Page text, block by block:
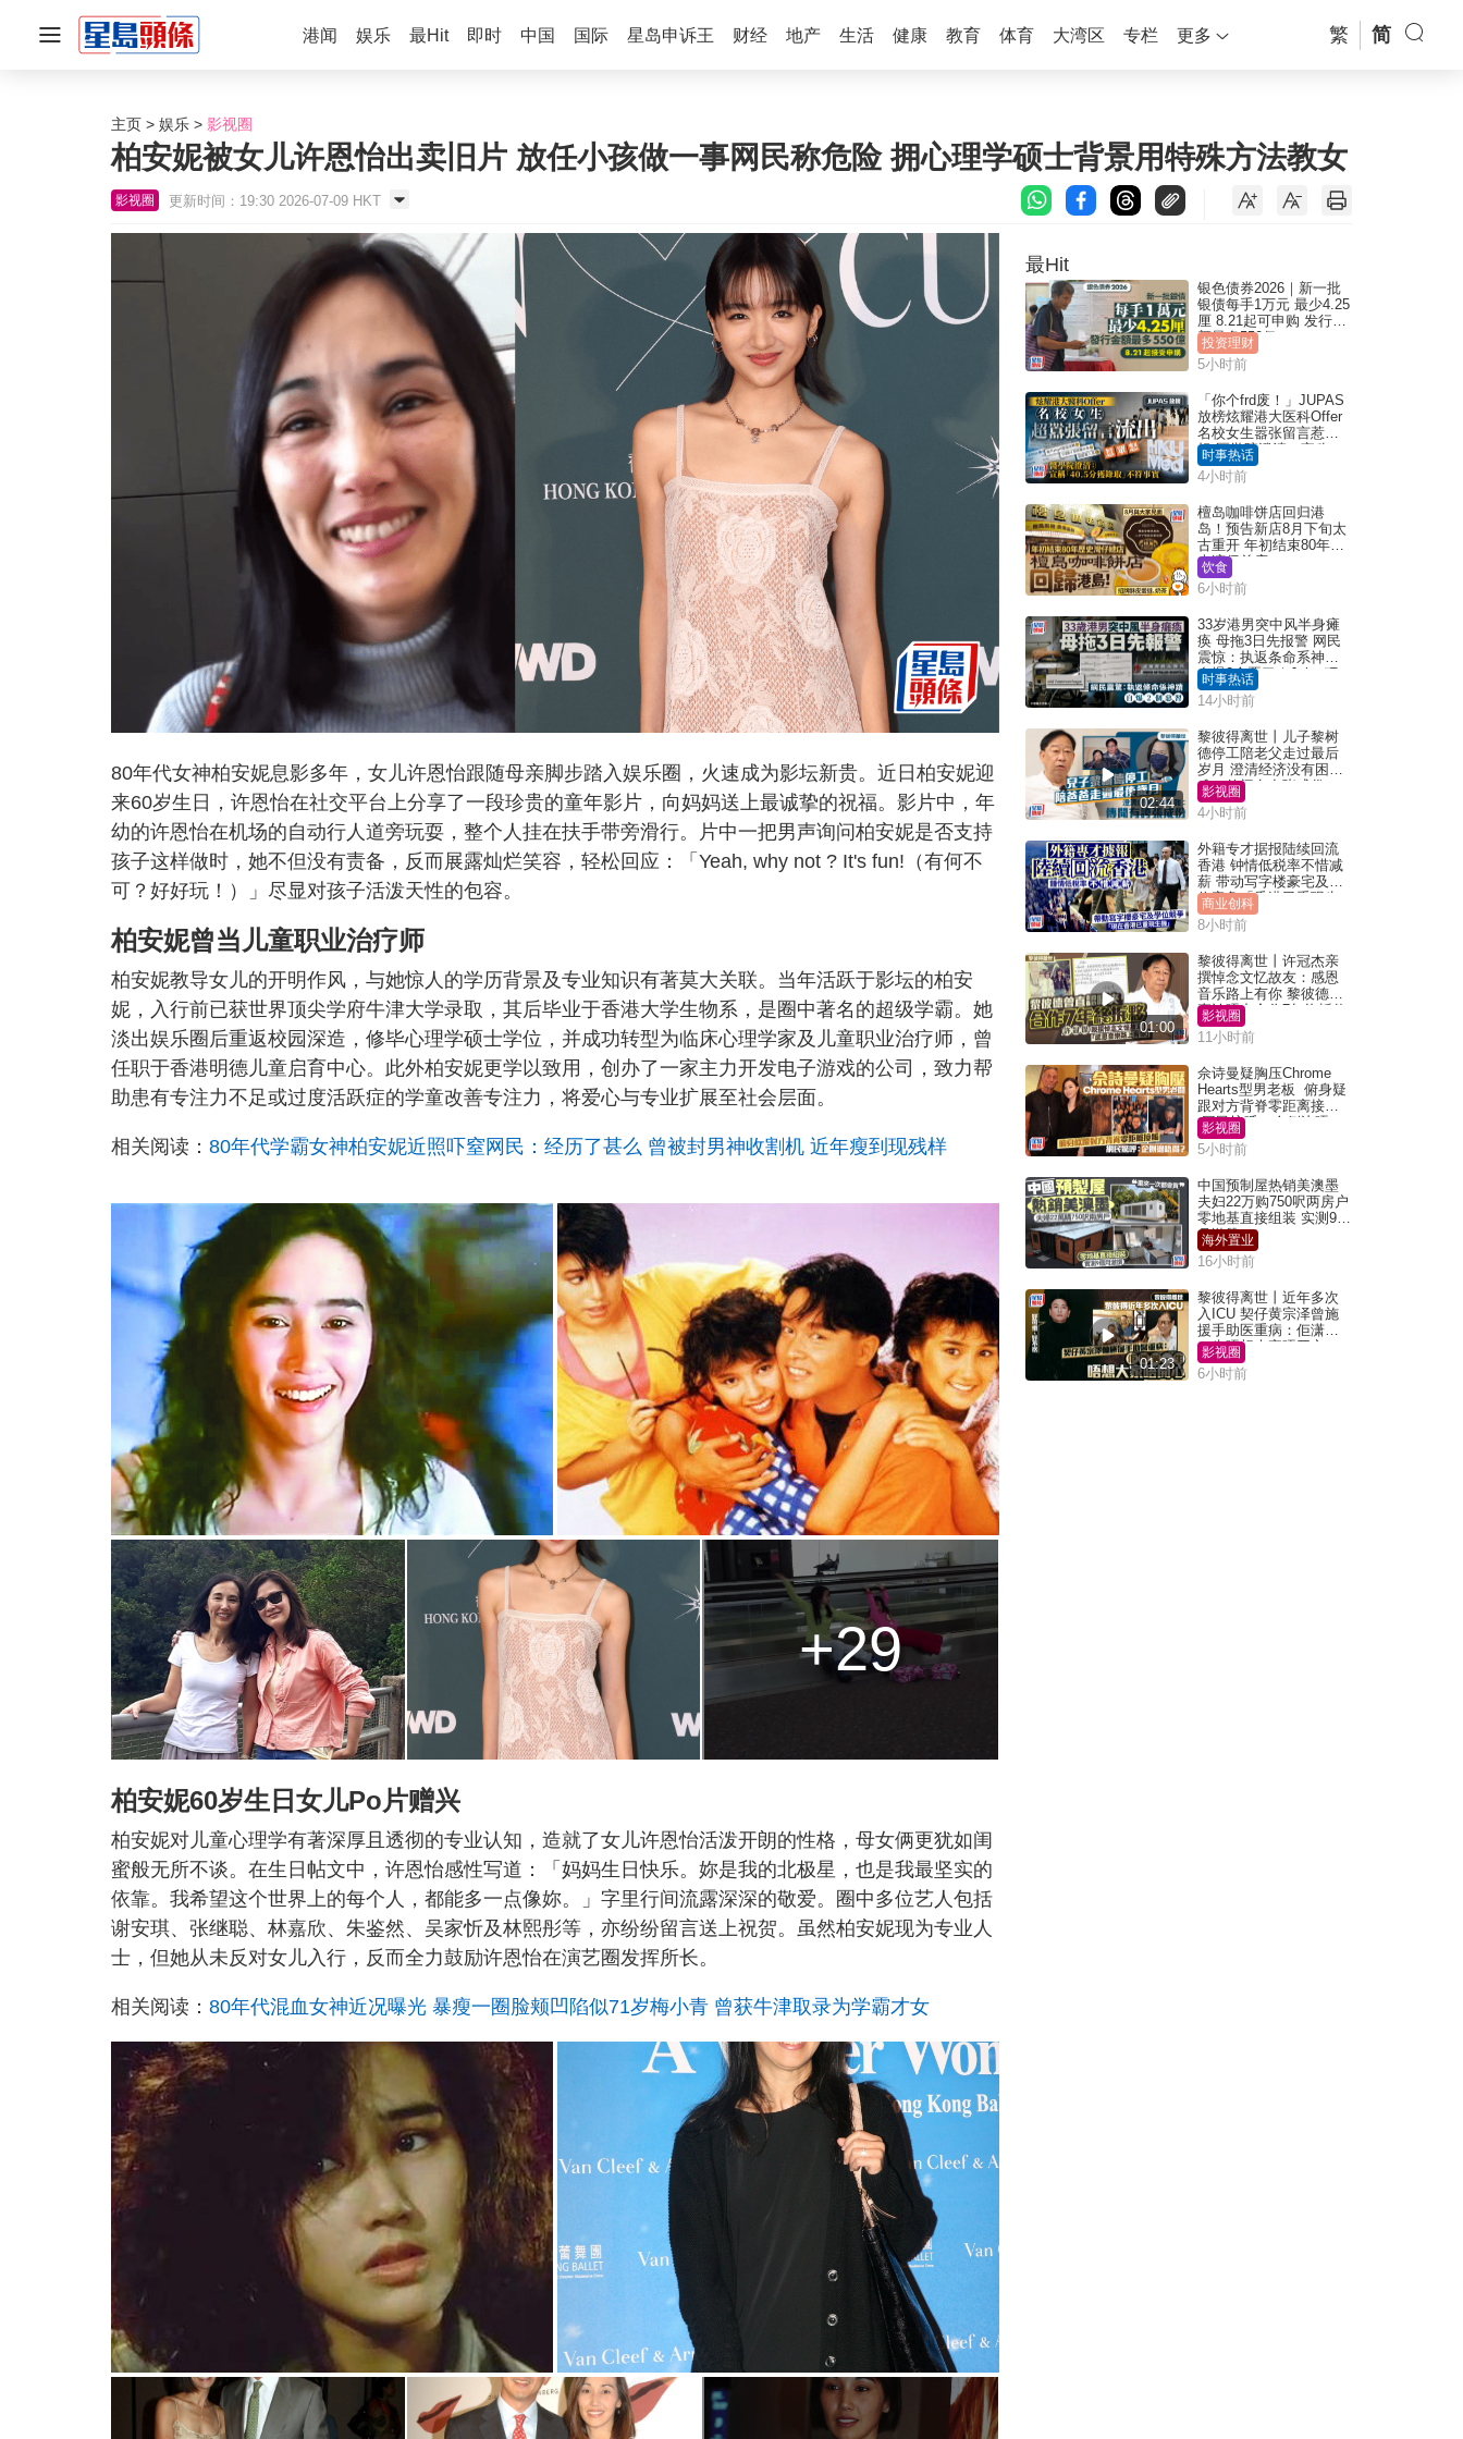
港闻 娱乐 最Hit 即时 中国 国际 星岛申诉王 财经 地产 生活 健康 教育 体育 大湾区 专栏 更多 繁 简
主页 娱乐 影视圈
柏安妮被女儿许恩怡出卖旧片 放任小孩做一事网民称危险 拥心理学硕士背景用特殊方法教女
影视圈 更新时间：19:30 2026-07-09 HKT
80年代女神柏安妮息影多年，女儿许恩怡跟随母亲脚步踏入娱乐圈，火速成为影坛新贵。近日柏安妮迎
来60岁生日，许恩怡在社交平台上分享了一段珍贵的童年影片，向妈妈送上最诚挚的祝福。影片中，年
幼的许恩怡在机场的自动行人道旁玩耍，整个人挂在扶手带旁滑行。片中一把男声询问柏安妮是否支持
孩子这样做时，她不但没有责备，反而展露灿烂笑容，轻松回应：「Yeah, why not ? It's fun!（有何不
可？好好玩！）」尽显对孩子活泼天性的包容。
柏安妮曾当儿童职业治疗师
柏安妮教导女儿的开明作风，与她惊人的学历背景及专业知识有著莫大关联。当年活跃于影坛的柏安
妮，入行前已获世界顶尖学府牛津大学录取，其后毕业于香港大学生物系，是圈中著名的超级学霸。她
淡出娱乐圈后重返校园深造，修毕心理学硕士学位，并成功转型为临床心理学家及儿童职业治疗师，曾
任职于香港明德儿童启育中心。此外柏安妮更学以致用，创办了一家主力开发电子游戏的公司，致力帮
助患有专注力不足或过度活跃症的学童改善专注力，将爱心与专业扩展至社会层面。
相关阅读： 80年代学霸女神柏安妮近照吓窒网民：经历了甚么 曾被封男神收割机 近年瘦到现残样
+29
柏安妮60岁生日女儿Po片赠兴
柏安妮对儿童心理学有著深厚且透彻的专业认知，造就了女儿许恩怡活泼开朗的性格，母女俩更犹如闺
蜜般无所不谈。在生日帖文中，许恩怡感性写道：「妈妈生日快乐。妳是我的北极星，也是我最坚实的
依靠。我希望这个世界上的每个人，都能多一点像妳。」字里行间流露深深的敬爱。圈中多位艺人包括
谢安琪、张继聪、林嘉欣、朱鉴然、吴家忻及林熙彤等，亦纷纷留言送上祝贺。虽然柏安妮现为专业人
士，但她从未反对女儿入行，反而全力鼓励许恩怡在演艺圈发挥所长。
相关阅读： 80年代混血女神近况曝光 暴瘦一圈脸颊凹陷似71岁梅小青 曾获牛津取录为学霸才女
最Hit
银色债券2026｜新一批
银债每手1万元 最少4.25
厘 8.21起可申购 发行金
额最多550亿
投资理财
5小时前
「你个frd废！」JUPAS
放榜炫耀港大医科Offer
名校女生嚣张留言惹众
怒 医学院澄清：宣称
「40.5分获录取」不符事
实｜Juicy叮
时事热话
4小时前
檀岛咖啡饼店回归港
岛！预告新店8月下旬太
古重开 年初结束80年历
史湾仔总店
饮食
6小时前
33岁港男突中风半身瘫
痪 母拖3日先报警 网民
震惊：执返条命系神迹
自爆2个恶习｜Juicy叮
时事热话
14小时前
02:44
黎彼得离世丨儿子黎树
德停工陪老父走过最后
岁月 澄清经济没有困
难：传闻有夸张成份
影视圈
4小时前
外籍专才据报陆续回流
香港 钟情低税率不惜减
薪 带动写字楼豪宅及学
位竞争「香港已重现生
机」
商业创科
8小时前
01:00
黎彼得离世丨许冠杰亲
撰悼念文忆故友：感恩
音乐路上有你 黎彼德曾
直认唔夹合作7年终拆伙
影视圈
11小时前
佘诗曼疑胸压Chrome
Hearts型男老板 俯身疑
跟对方背脊零距离接触
网民惊呼：企侧边唔
得？
影视圈
5小时前
中国预制屋热销美澳墨
夫妇22万购750呎两房户
零地基直接组装 实测9个
月激赞
海外置业
16小时前
01:23
黎彼得离世丨近年多次
入ICU 契仔黄宗泽曾施
援手助医重病：佢潇洒
一生唔想大家唔开心
影视圈
6小时前